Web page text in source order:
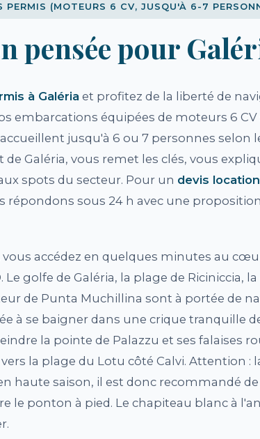
PERMIS (MOTEURS 6 CV, JUSQU'À 6-7
pensée pour
à Galériaet profitez de la liberté de
embarcations équipées de moteurs 6
jusqu'à 6 ou 7 personnes selon
Galéria, vous remet les clés, vous
spots du secteur. Pour un devis
répondons sous 24 h avec une
accédez en quelques minutes au
Le golfe de Galéria, la plage de Riciniccia,
de Punta Muchillina sont à portée de
à se baigner dans une crique tranquille
la pointe de Palazzu et ses falaises
la plage du Lotu côté Calvi. Attention :
haute saison, il est donc recommandé
le ponton à pied. Le chapiteau blanc à